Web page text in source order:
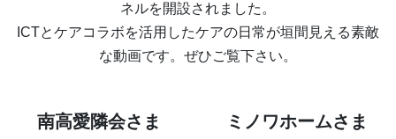
ネルを開設されました。
ICTとケアコラボを活用したケアの日常が垣間見える素敵
な動画です。ぜひご覧下さい。
南高愛隣会さま ミノワホームさま